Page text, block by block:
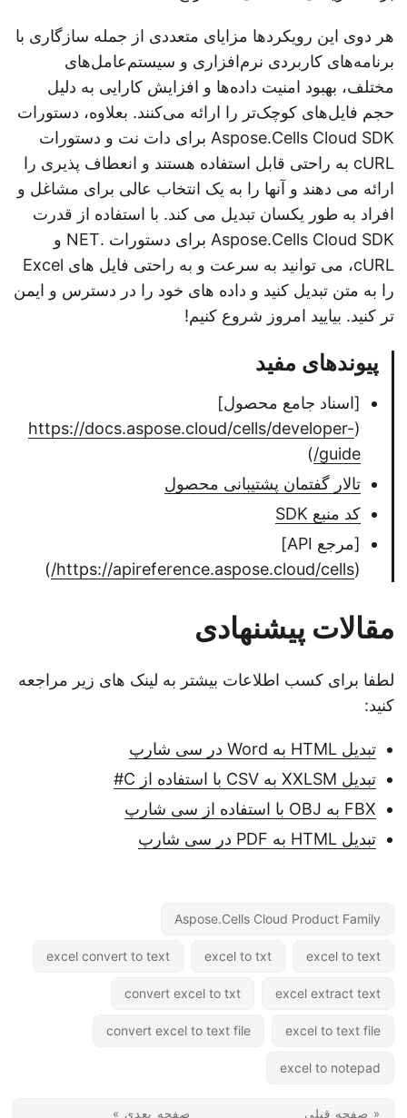
هر دوی این رویکردها مزایای متعددی از جمله سازگاری با
برنامه‌های کاربردی نرم‌افزاری و سیستم‌عامل‌های
مختلف، بهبود امنیت داده‌ها و افزایش کارایی به دلیل
حجم فایل‌های کوچک‌تر را ارائه می‌کنند. بعلاوه، دستورات
Aspose.Cells Cloud SDK برای دات نت و دستورات
cURL به راحتی قابل استفاده هستند و انعطاف پذیری را
ارائه می دهند و آنها را به یک انتخاب عالی برای مشاغل و
افراد به طور یکسان تبدیل می کند. با استفاده از قدرت
Aspose.Cells Cloud SDK برای دستورات .NET و
cURL، می توانید به سرعت و به راحتی فایل های Excel
را به متن تبدیل کنید و داده های خود را در دسترس و ایمن
تر کنید. بیایید امروز شروع کنیم!
پیوندهای مفید
[اسناد جامع محصول]
https://docs.aspose.cloud/cells/developer-
guide/
)
تالار گفتمان پشتیبانی محصول
کد منبع SDK
[مرجع API]
https://apireference.aspose.cloud/cells/
)
مقالات پیشنهادی
لطفا برای کسب اطلاعات بیشتر به لینک های زیر مراجعه
کنید:
تبدیل HTML به Word در سی شارپ
تبدیل XXLSM به CSV با استفاده از C#
FBX به OBJ با استفاده از سی شارپ
تبدیل HTML به PDF در سی شارپ
Aspose.Cells Cloud Product Family
excel to text
excel to txt
excel convert to text
excel extract text
convert excel to txt
excel to text file
convert excel to text file
excel to notepad
« صفحه قبلی صفحه بعدی »